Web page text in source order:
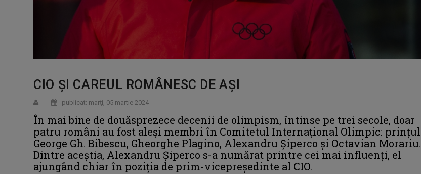
CIO ȘI CAREUL ROMÂNESC DE AȘI
publicat: marţi, 05 martie 2024
În mai bine de douăsprezece decenii de olimpism, întinse pe trei secole, doar
patru români au fost aleși membri în Comitetul Internațional Olimpic: prințul
George Gh. Bibescu, Gheorghe Plagino, Alexandru Șiperco și Octavian Morariu.
Dintre aceștia, Alexandru Șiperco s-a numărat printre cei mai influenți, el
ajungând chiar în poziția de prim-vicepreședinte al CIO.